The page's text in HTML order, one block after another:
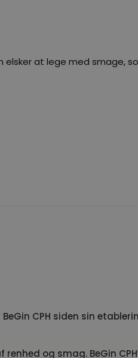
at lege med smage,
CPH siden sin
og smag. BeGin